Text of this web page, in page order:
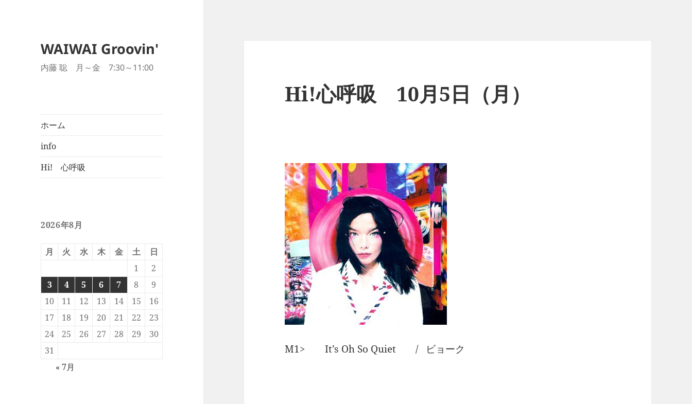
WAIWAI Groovin'
内藤 聡 月～金 7:30～11:00
ホーム
info
Hi! 心呼吸
2026年8月
月 火 水 木 金 土
日
1
2
3
4 5 6 7 8
9
10
11 12 13 14 15
16
17
18 19 20 21 22
23
24
25 26 27 28 29
30
31
« 7月
Hi!心呼吸 10月5日（月）
M1> It’s Oh So Quiet / ビョーク